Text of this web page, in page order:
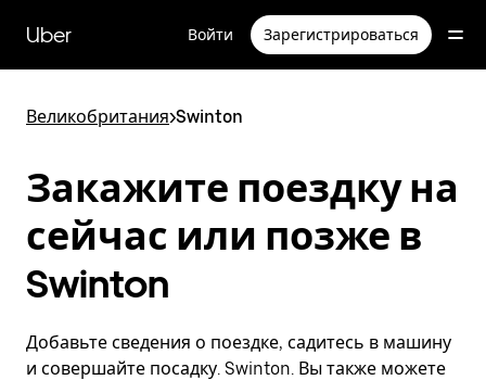
перейти
к
содержимому
Uber Войти Зарегистрироваться
Великобритания>Swinton
Закажите поездку на
сейчас или позже в
Swinton
Добавьте сведения о поездке, садитесь в машину
и совершайте посадку. Swinton. Вы также можете